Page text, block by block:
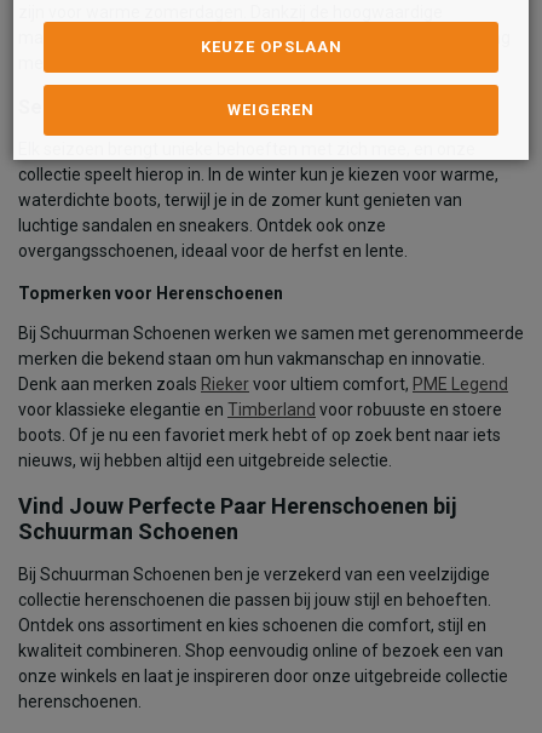
materialen en afwerking kun je vertrouwen op schoenen die lang
Seizoensgebonden Collecties
collectie speelt hierop in. In de winter kun je kiezen voor warme,
waterdichte boots, terwijl je in de zomer kunt genieten van
luchtige sandalen en sneakers. Ontdek ook onze
overgangsschoenen, ideaal voor de herfst en lente.
Topmerken voor Herenschoenen
Bij Schuurman Schoenen werken we samen met gerenommeerde
merken die bekend staan om hun vakmanschap en innovatie.
Denk aan merken zoals Riekervoor ultiem comfort, PME Legend
voor klassieke elegantie en Timberland voor robuuste en stoere
boots. Of je nu een favoriet merk hebt of op zoek bent naar iets
nieuws, wij hebben altijd een uitgebreide selectie.
Vind Jouw Perfecte Paar Herenschoenen bij
Schuurman Schoenen
Bij Schuurman Schoenen ben je verzekerd van een veelzijdige
collectie herenschoenen die passen bij jouw stijl en behoeften.
Ontdek ons assortiment en kies schoenen die comfort, stijl en
kwaliteit combineren. Shop eenvoudig online of bezoek een van
onze winkels en laat je inspireren door onze uitgebreide collectie
herenschoenen.
KEUZE OPSLAAN
WEIGEREN